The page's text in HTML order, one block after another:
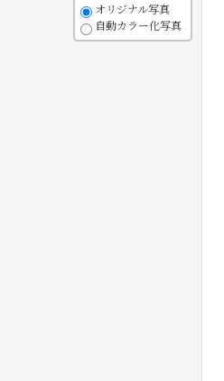
オリジナル写真
自動カラー化写真